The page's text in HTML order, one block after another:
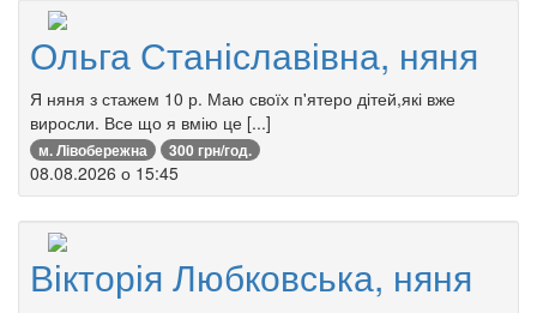
Ольга Станіславівна, няня
Я няня з стажем 10 р. Маю своїх п'ятеро дітей,які вже
виросли. Все що я вмію це [...]
м. Лівобережна 300 грн/год.
08.08.2026 о 15:45
Вікторія Любковська, няня